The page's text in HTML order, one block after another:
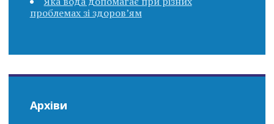
проблемах зі здоров’ям
Архіви